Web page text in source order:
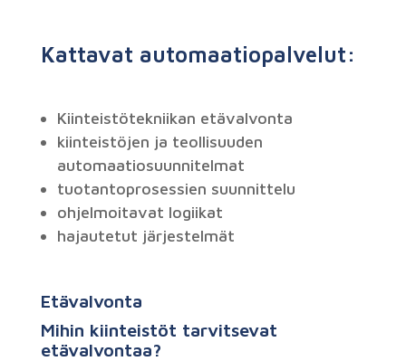
Kattavat automaatiopalvelut:
Kiinteistötekniikan etävalvonta
kiinteistöjen ja teollisuuden
automaatiosuunnitelmat
tuotantoprosessien suunnittelu
ohjelmoitavat logiikat
hajautetut järjestelmät
Etävalvonta
Mihin kiinteistöt tarvitsevat
etävalvontaa?